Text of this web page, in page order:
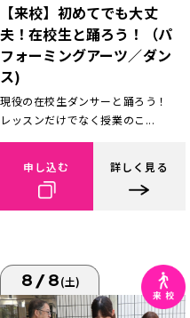
【来校】初めてでも大丈
夫！在校生と踊ろう！（パ
フォーミングアーツ／ダン
ス)
現役の在校生ダンサーと踊ろう！
レッスンだけでなく授業のこ...
申し込む 詳しく見る
8/8(土)